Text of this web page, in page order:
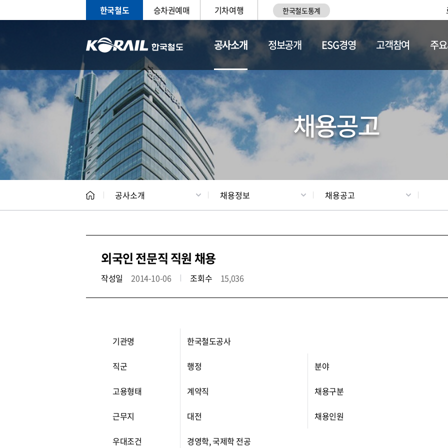
한국철도 승차권예매 기차여행 한국철도통계
공사소개
CEO 일반현황 채용정보
정보공개 ESG경영 고객참여 주
채용공고
공사소개 채용정보 채용공고
외국인 전문직 직원 채용
작성일 2014-10-06 조회수 15,036
기관명 한국철도공사
직군 행정 분야
고용형태 계약직 채용구분
근무지 대전 채용인원
우대조건 경영학, 국제학 전공